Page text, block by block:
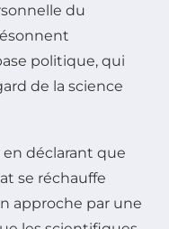
du
politique, qui
de la science
déclarant que
se réchauffe
approche par une